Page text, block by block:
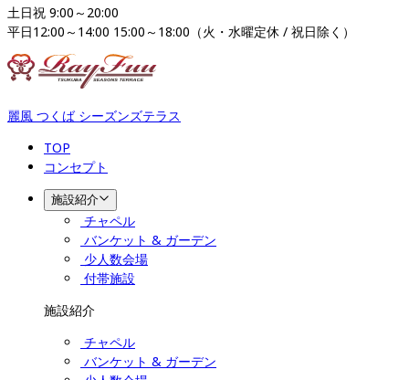
土日祝 9:00～20:00
平日12:00～14:00 15:00～18:00（火・水曜定休 / 祝日除く）
麗風 つくば シーズンズテラス
TOP
コンセプト
施設紹介
チャペル
バンケット & ガーデン
少人数会場
付帯施設
施設紹介
チャペル
バンケット & ガーデン